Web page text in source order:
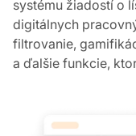
Ušetrite čas svojho
procesy s
systému žiadostí o
a ďalšie funkcie,